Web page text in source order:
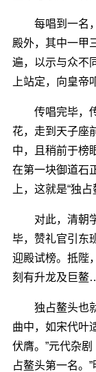
每唱到一名，
殿外，其中一甲
遍，以示与众不
上站定，向皇帝
传唱完毕，传
花，走到天子座
中，且稍前于榜
在第一块御道石
上，这就是“独占
对此，清朝学
毕，赞礼官引东
迎殿试榜。抵陛
刻有升龙及巨鳌
独占鳌头也就
曲中，如宋代叶
伏膺。”元代杂
占鳌头第一名。